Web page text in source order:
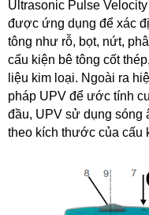
Ultrasonic Pulse
được ứng dụng để xác
tông như rỗ, bọt, nứt,
cấu kiện bê tông cốt
liệu kim loại. Ngoài ra
pháp UPV để ước tính
đầu, UPV sử dụng sóng
theo kích thước của cấu